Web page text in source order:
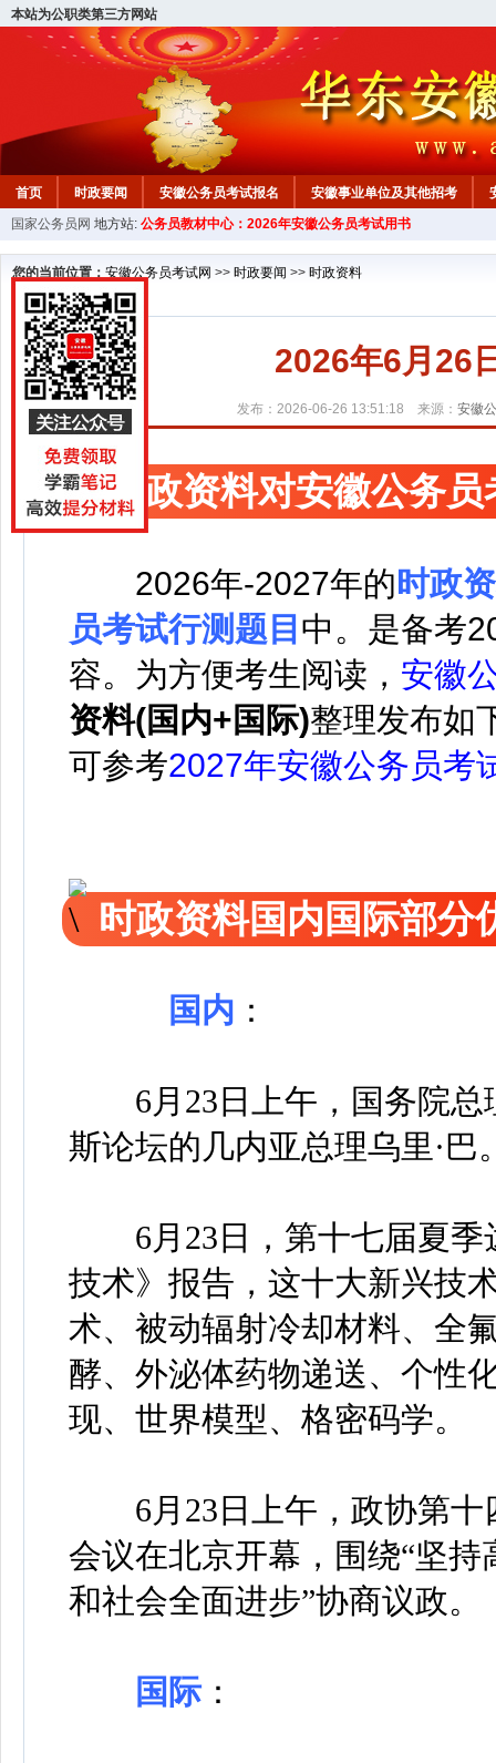
本站为公职类第三方网站
首页 时政要闻 安徽公务员考试报名 安徽事业单位及其他招考
安徽公务员行测试题 在线咨询 教材中心
国家公务员网 地方站: 公务员教材中心：2026年安徽公务员考试用书
您的当前位置： 安徽公务员考试网 >> 时政要闻 >> 时政资料
2026年6月26
发布：2026-06-26 13:51:18 来源： 安徽
时政资料对安徽公务
2026年-2027年的 时政
员考试行测题目 中。 是备考
容。 为方便考生阅读， 安徽
资料(国内+国际)整理发布如
可参考2027年安徽公务员考
时政资料国内国际部分
国内 ：
6月23日上午，国务院总
斯论坛的几内亚总理乌里·巴
6月23日，第十七届夏季
技术》报告，这十大新兴技
术、被动辐射冷却材料、全
酵、外泌体药物递送、个性
现、世界模型、格密码学。
6月23日上午，政协第十
会议在北京开幕，围绕“坚
和社会全面进步”协商议政。
国际：